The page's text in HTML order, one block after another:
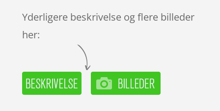
Yderligere beskrivelse og flere billeder
her: